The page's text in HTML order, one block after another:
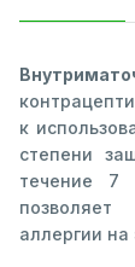
к
степени
течение 7
аллергии на